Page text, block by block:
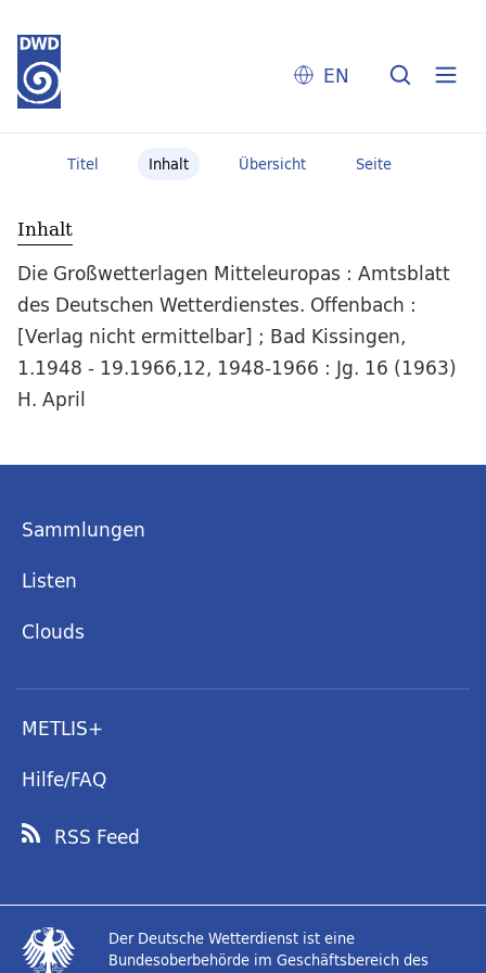
EN
Titel Inhalt Übersicht Seite
Inhalt
Die Großwetterlagen Mitteleuropas : Amtsblatt
des Deutschen Wetterdienstes. Offenbach :
[Verlag nicht ermittelbar] ; Bad Kissingen,
1.1948 - 19.1966,12, 1948-1966 : Jg. 16 (1963)
H. April
Sammlungen
Listen
Clouds
METLIS+
Hilfe/FAQ
RSS Feed
Der Deutsche Wetterdienst ist eine
Bundesoberbehörde im Geschäftsbereich des